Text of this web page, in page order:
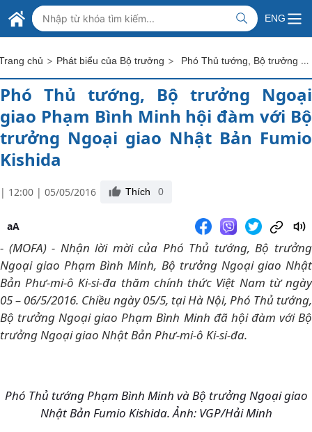
Skip to Main Content
BỘ NGOẠI GIAO VIỆT NAM
MINISTRY OF FOREIGN AFFAIRS
ENG
chủ > Phát biểu của Bộ trưởng > Phó Thủ tướng, Bộ trưởng Ngoại giao Phạm Bình Minh hội đàm với Bộ trưởng Ngoại giao Nhật Bản Fumio Kishida
Phó Thủ tướng, Bộ trưởng Ngoại
giao Phạm Bình Minh hội đàm với Bộ
trưởng Ngoại giao Nhật Bản Fumio
Kishida
| 12:00 | 05/05/2016 Thích 0
aA
- (MOFA) - Nhận lời mời của Phó Thủ tướng, Bộ trưởng
Ngoại giao Phạm Bình Minh, Bộ trưởng Ngoại giao Nhật
Bản Phư-mi-ô Ki-si-đa thăm chính thức Việt Nam từ ngày
05 – 06/5/2016. Chiều ngày 05/5, tại Hà Nội, Phó Thủ tướng,
Bộ trưởng Ngoại giao Phạm Bình Minh đã hội đàm với Bộ
trưởng Ngoại giao Nhật Bản Phư-mi-ô Ki-si-đa.
Phó Thủ tướng Phạm Bình Minh và Bộ trưởng Ngoại giao
Nhật Bản Fumio Kishida. Ảnh: VGP/Hải Minh